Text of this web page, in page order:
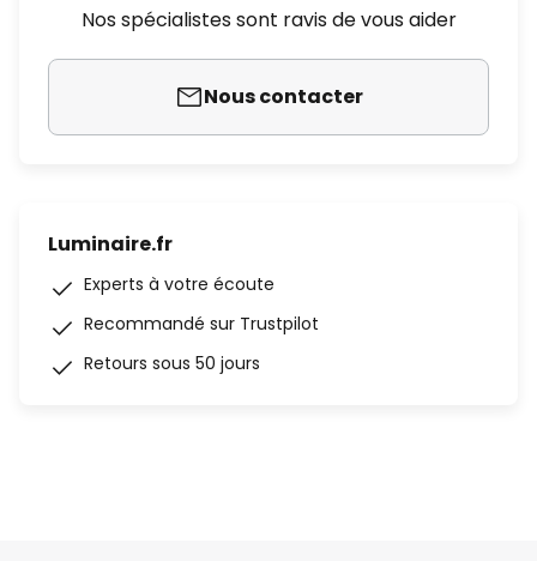
Nos spécialistes sont ravis de vous aider
Nous contacter
Luminaire.fr
Experts à votre écoute
Recommandé sur Trustpilot
Retours sous 50 jours